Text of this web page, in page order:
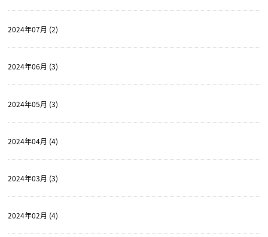
2024年07月 (2)
2024年06月 (3)
2024年05月 (3)
2024年04月 (4)
2024年03月 (3)
2024年02月 (4)